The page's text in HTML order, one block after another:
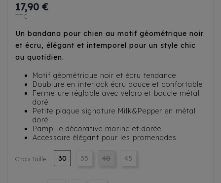
17,90 €
TTC
Un bandana pour chien au motif géométrique noir
et écru, élégant et intemporel pour un style chic
au quotidien.
Motif géométrique noir et écru tendance
Doublure en interlock écru douce et confortable
Fermeture réglable avec velcro et boucle métal
doré
Petite plaque signature Milk&Pepper en métal
doré
Pampille décorative marine et dorée
Accessoire élégant pour les promenades
Choix Taille : 30 35 40 45